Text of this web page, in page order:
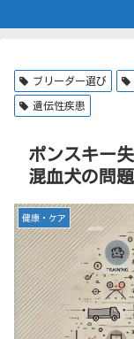
ブリーダー選び
遺伝性疾患
ポンスキー
混血犬の問
健康・ケア